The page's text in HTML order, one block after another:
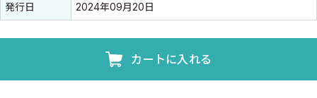
発行日 2024年09月20日
カートに入れる